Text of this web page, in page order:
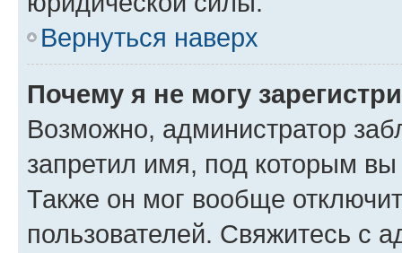
Вернуться наверх
Почему я не могу
Возможно, администратор
запретил имя, под которым вы
Также он мог вообще
пользователей. Свяжитесь с